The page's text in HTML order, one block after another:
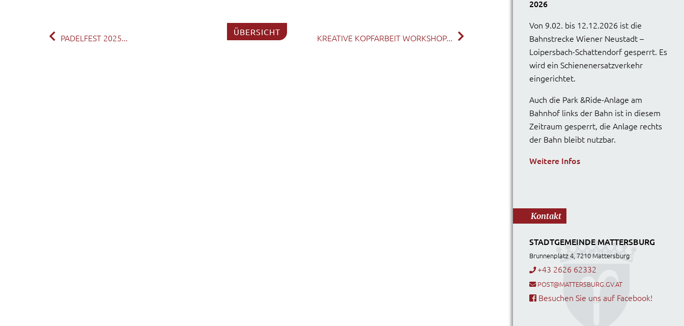
PADELFEST 2025...
ÜBERSICHT
KREATIVE KOPFARBEIT WORKSHOP...
2026
Von 9.02. bis 12.12.2026 ist die
Bahnstrecke Wiener Neustadt –
Loipersbach-Schattendorf gesperrt. Es
wird ein Schienenersatzverkehr
eingerichtet.
Auch die Park &Ride-Anlage am
Bahnhof links der Bahn ist in diesem
Zeitraum gesperrt, die Anlage rechts
der Bahn bleibt nutzbar.
Weitere Infos
Kontakt
STADTGEMEINDE MATTERSBURG
Brunnenplatz 4, 7210 Mattersburg
+43 2626 62332
POST@MATTERSBURG.GV.AT
Besuchen Sie uns auf Facebook!